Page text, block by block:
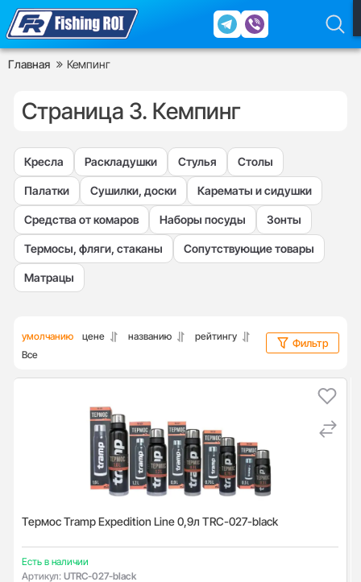
Главная Кемпинг
Страница 3. Кемпинг
Кресла Раскладушки Стулья Столы
Палатки Сушилки, доски Карематы и сидушки
Средства от комаров Наборы посуды Зонты
Термосы, фляги, стаканы Сопутствующие товары
Матрацы
умолчанию цене названию
рейтингу
Все
Фильтр
Термос Tramp Expedition Line 0,9л TRC-027-black
Есть в наличии
Артикул: UTRC-027-black